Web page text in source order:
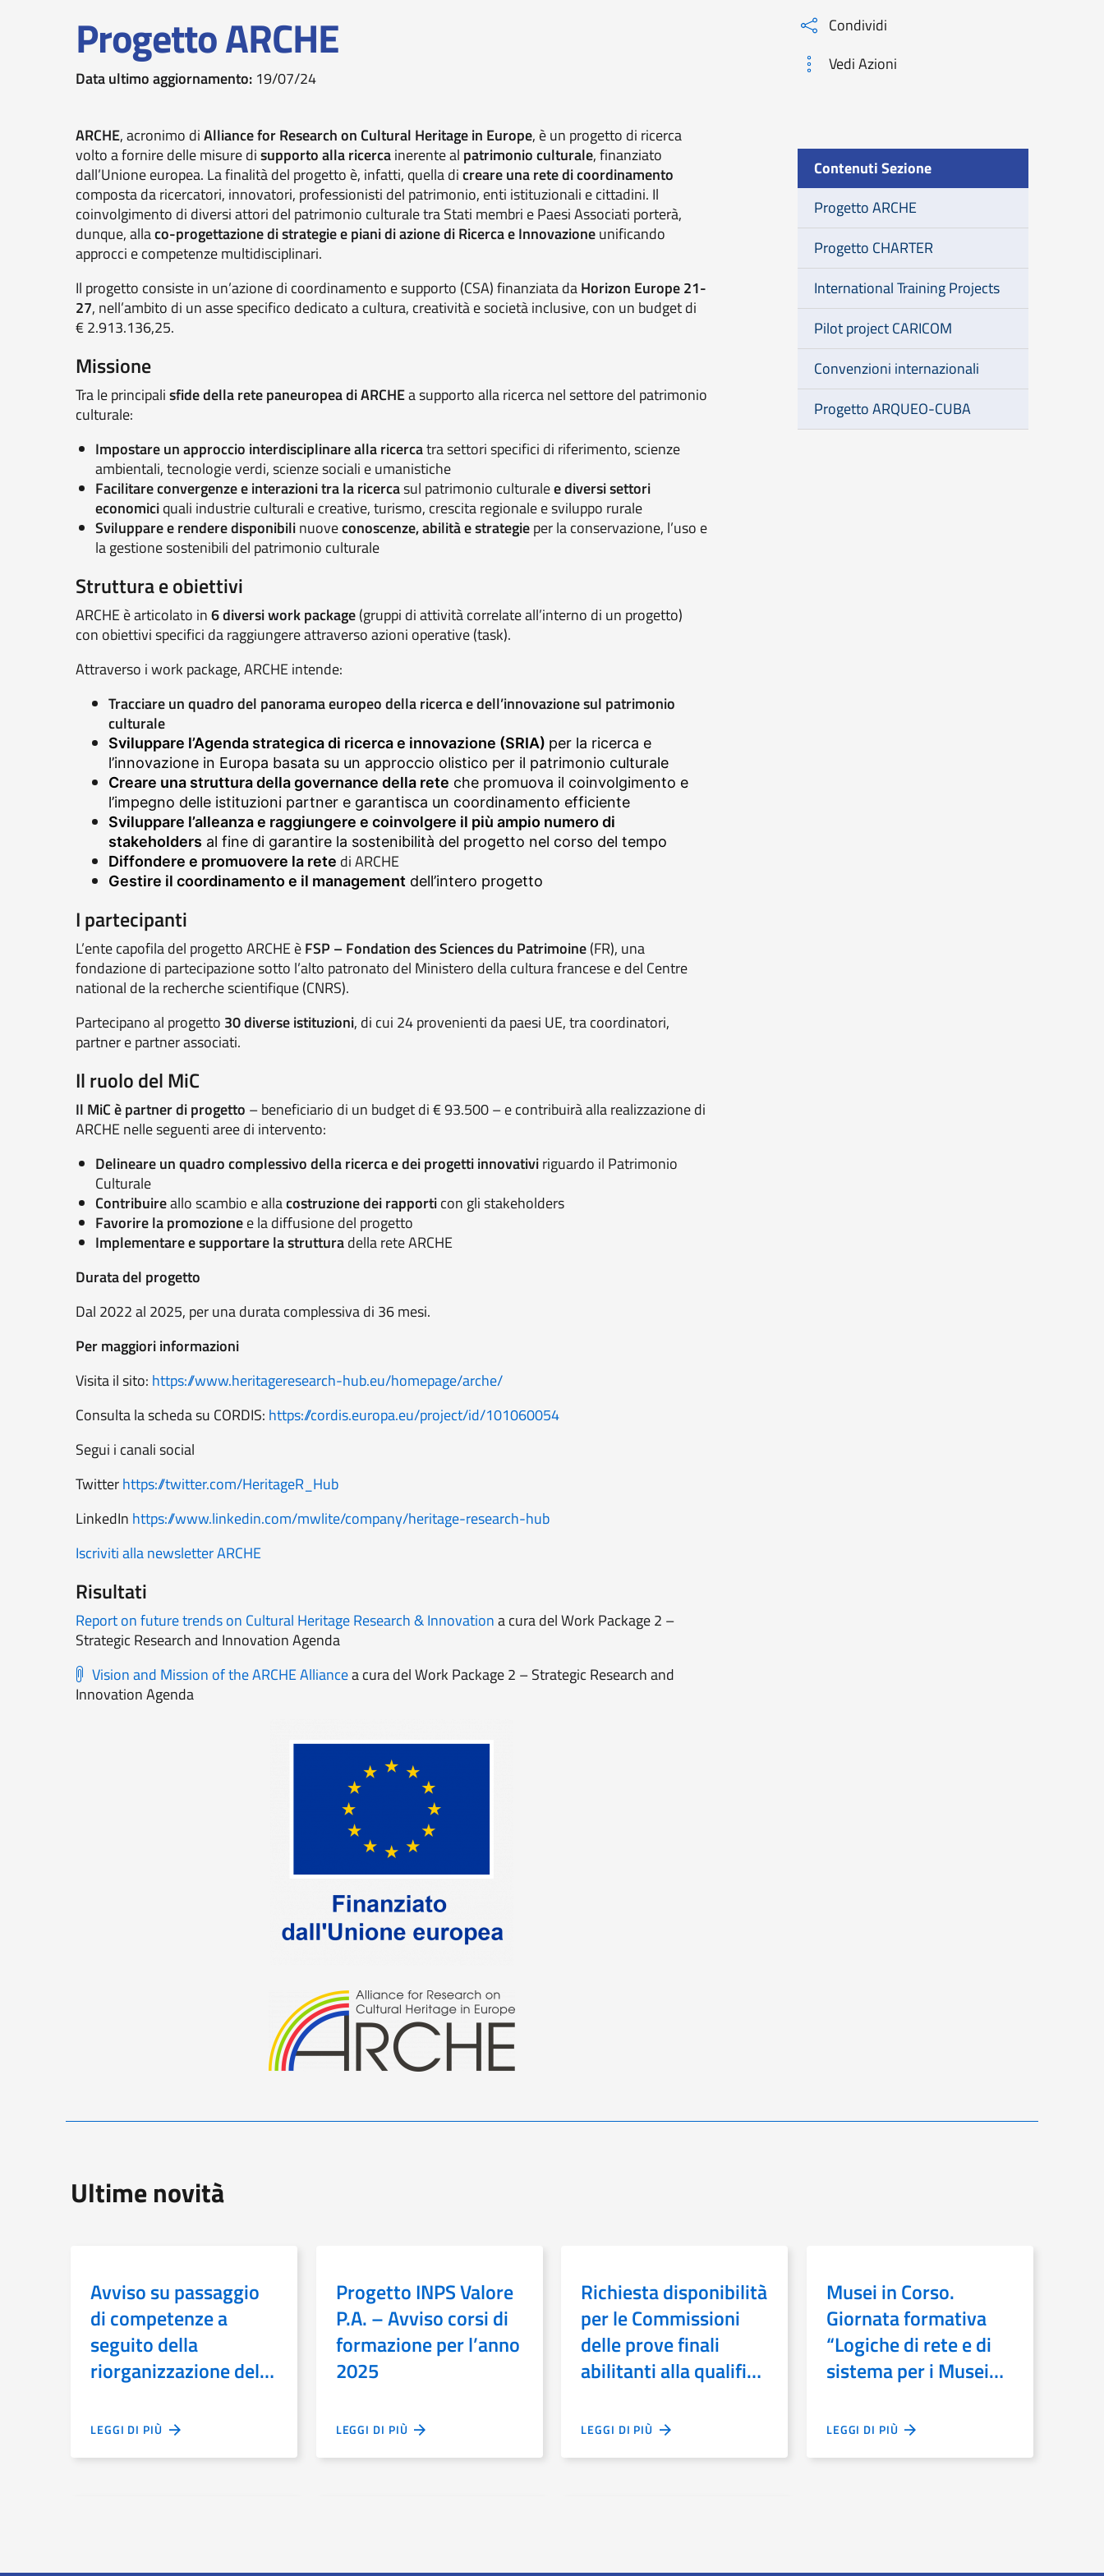
Progetto ARCHE
Data ultimo aggiornamento: 19/07/24
ARCHE, acronimo diAlliance for Research on Cultural Heritage in Europe, è un progetto di ricerca
volto a fornire delle misure disupporto alla ricercainerente al patrimonio culturale, finanziato
dall’Unione europea. La finalità del progetto è, infatti, quella dicreare una rete di coordinamento
composta da ricercatori, innovatori, professionisti del patrimonio, enti istituzionali e cittadini. Il
coinvolgimento di diversi attori del patrimonio culturale tra Stati membri e Paesi Associati porterà,
dunque, allaco-progettazione di strategie e piani di azione di Ricerca e Innovazioneunificando
approcci e competenze multidisciplinari.
Il progetto consiste in un’azione di coordinamento e supporto (CSA) finanziata daHorizon Europe 21-
27, nell’ambito di un asse specifico dedicato a cultura, creatività e società inclusive, con un budget di
€ 2.913.136,25.
Missione
Tra le principalisfide della rete paneuropea di ARCHEa supporto alla ricerca nel settore del patrimonio
culturale:
Impostare un approccio interdisciplinare alla ricercatra settori specifici di riferimento, scienze
ambientali, tecnologie verdi, scienze sociali e umanistiche
Facilitare convergenze e interazioni tra la ricercasul patrimonio culturalee diversi settori
economiciquali industrie culturali e creative, turismo, crescita regionale e sviluppo rurale
Sviluppare e rendere disponibilinuoveconoscenze, abilità e strategieper la conservazione, l’uso e
la gestione sostenibili del patrimonio culturale
Struttura e obiettivi
ARCHE è articolato in6 diversi work package(gruppi di attività correlate all’interno di un progetto)
con obiettivi specifici da raggiungere attraversoazioni operative (task).
Attraverso i work package, ARCHE intende:
Tracciare un quadrodel panorama europeo della ricerca e dell’innovazione sul patrimonio
culturale
Sviluppare l’Agenda strategica di ricerca e innovazione (SRIA) per la ricerca e
l’innovazione in Europa basata su un approccio olistico per il patrimonio culturale
Creare una struttura della governance della rete che promuova il coinvolgimento e
l’impegno delle istituzioni partner e garantisca un coordinamento efficiente
Sviluppare l’alleanza e raggiungere e coinvolgere il più ampio numero di
stakeholders al fine di garantire la sostenibilità del progetto nel corso del tempo
Diffondere e promuovere la rete di ARCHE
Gestire il coordinamento e il management dell’intero progetto
I partecipanti
L’ente capofila del progetto ARCHE èFSP – Fondation des Sciences du Patrimoine(FR)​, una
fondazione di partecipazione sotto l’alto patronato del Ministero della cultura francese e del Centre
national de la recherche scientifique (CNRS).
Partecipano al progetto 30 diverse istituzioni, di cui 24 provenienti da paesi UE, tra coordinatori,
partner e partner associati.
Il ruolo del MiC
Il MiC è partner di progetto – beneficiario di un budget di € 93.500 – e contribuirà alla realizzazione di
ARCHE nelle seguenti aree di intervento:
Delineare un quadro complessivo della ricerca e dei progetti innovativiriguardo il Patrimonio
Culturale
Contribuireallo scambio e allacostruzione dei rapporticon gli stakeholders
Favorire la promozionee la diffusione del progetto
Implementare e supportare la strutturadella rete ARCHE
Durata del progetto
Dal 2022 al 2025, per una durata complessiva di 36 mesi.
Per maggiori informazioni
Visita il sito: https://www.heritageresearch-hub.eu/homepage/arche/
Consulta la scheda su CORDIS: https://cordis.europa.eu/project/id/101060054
Segui i canali social
Twitterhttps://twitter.com/HeritageR_Hub
LinkedIn https://www.linkedin.com/mwlite/company/heritage-research-hub
Iscriviti alla newsletter ARCHE
Risultati
Report on future trends on Cultural Heritage Research & Innovationa cura del Work Package 2 –
Strategic Research and Innovation Agenda
Vision and Mission of the ARCHE Alliancea cura del Work Package 2 – Strategic Research and
Innovation Agenda
Condividi
Vedi Azioni
Contenuti Sezione
Progetto ARCHE
Progetto CHARTER
International Training Projects
Pilot project CARICOM
Convenzioni internazionali
Progetto ARQUEO-CUBA
Ultime novità
Avviso su passaggio
di competenze a
seguito della
riorganizzazione del
LEGGI DI PIÙ
Progetto INPS Valore
P.A. – Avviso corsi di
formazione per l’anno
2025
LEGGI DI PIÙ
Richiesta disponibilità
per le Commissioni
delle prove finali
abilitanti alla qualifica
LEGGI DI PIÙ
Musei in Corso.
Giornata formativa
“Logiche di rete e di
sistema per i Musei
del Documento di
LEGGI DI PIÙ